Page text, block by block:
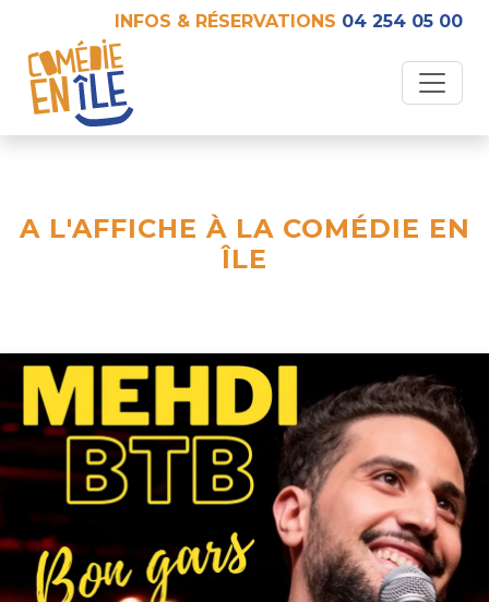
INFOS & RÉSERVATIONS 04 254 05 00
A L'AFFICHE À LA COMÉDIE EN
ÎLE